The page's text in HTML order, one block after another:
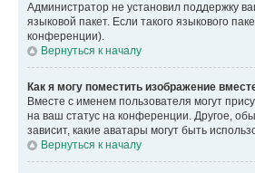
Администратор не установил поддержку
языковой пакет. Если такого языкового
конференции).
Вернуться к началу
Как я могу поместить изображение
Вместе с именем пользователя могут
на ваш статус на конференции. Другое,
зависит, какие аватары могут быть
Вернуться к началу